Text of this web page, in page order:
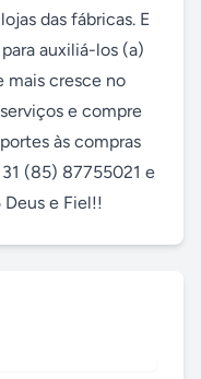
das fábricas. E
auxiliá-los (a)
mais cresce no
e compre
às compras
(85) 87755021 e
e Fiel!!